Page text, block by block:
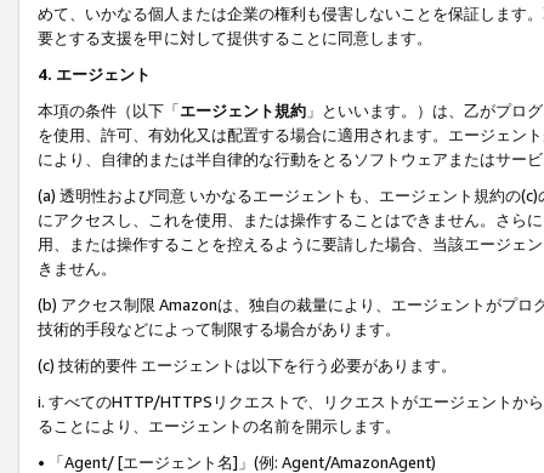
めて、いかなる個人または企業の権利も侵害しないことを保証します
要とする支援を甲に対して提供することに同意します。
4. エージェント
本項の条件（以下「エージェント規約 」といいます。）は、乙がプロ
を使用、許可、有効化又は配置する場合に適用されます。エージェン
により、自律的または半自律的な行動をとるソフトウェアまたはサー
(a) 透明性および同意 いかなるエージェントも、エージェント規約の
にアクセスし、これを使用、または操作することはできません。さら
用、または操作することを控えるように要請した場合、当該エージェ
きません。
(b) アクセス制限 Amazonは、独自の裁量により、エージェントがプ
技術的手段などによって制限する場合があります。
(c) 技術的要件 エージェントは以下を行う必要があります。
i. すべてのHTTP/HTTPSリクエストで、リクエストがエージェントか
ることにより、エージェントの名前を開示します。
• 「Agent/ [エージェント名]」(例: Agent/AmazonAgent)